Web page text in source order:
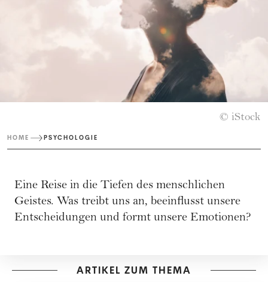
© iStock
HOME PSYCHOLOGIE
Eine Reise in die Tiefen des menschlichen
Geistes. Was treibt uns an, beeinflusst unsere
Entscheidungen und formt unsere Emotionen?
ARTIKEL ZUM THEMA